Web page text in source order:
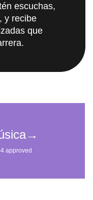
escuchas,
y recibe
que